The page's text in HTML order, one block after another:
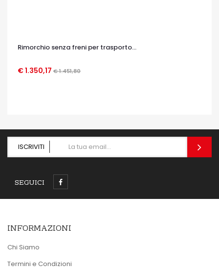
Rimorchio senza freni per trasporto...
€ 1.350,17 € 1.451,80
OCCHIATA VELOCE
ISCRIVITI
SEGUICI
INFORMAZIONI
Chi Siamo
Termini e Condizioni